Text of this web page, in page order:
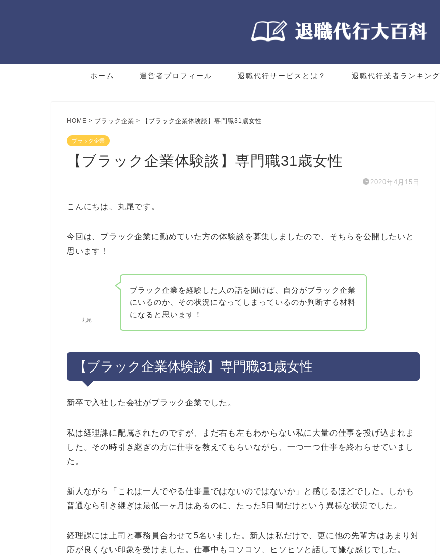
ホーム 運営者プロフィール 退職代行サービスとは？ 退職代行業者ランキング
HOME > ブラック企業 > 【ブラック企業体験談】専門職31歳女性
ブラック企業
【ブラック企業体験談】専門職31歳女性
2020年4月15日
こんにちは、丸尾です。
今回は、ブラック企業に勤めていた方の体験談を募集しましたので、そちらを公開したいと
思います！
丸尾
ブラック企業を経験した人の話を聞けば、自分がブラック企業
にいるのか、その状況になってしまっているのか判断する材料
になると思います！
【ブラック企業体験談】専門職31歳女性
新卒で入社した会社がブラック企業でした。
私は経理課に配属されたのですが、まだ右も左もわからない私に大量の仕事を投げ込まれま
した。その時引き継ぎの方に仕事を教えてもらいながら、一つ一つ仕事を終わらせていまし
た。
新人ながら「これは一人でやる仕事量ではないのではないか」と感じるほどでした。しかも
普通なら引き継ぎは最低一ヶ月はあるのに、たった5日間だけという異様な状況でした。
経理課には上司と事務員合わせて5名いました。新人は私だけで、更に他の先輩方はあまり対
応が良くない印象を受けました。仕事中もコソコソ、ヒソヒソと話して嫌な感じでした。